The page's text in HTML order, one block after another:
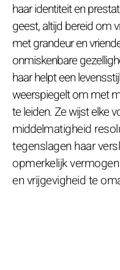
haar identiteit en
geest, altijd bereid om
met grandeur en
onmiskenbare
haar helpt een
weerspiegelt om met
te leiden. Ze wijst elke
middelmatigheid
tegenslagen haar
opmerkelijk
en vrijgevigheid te